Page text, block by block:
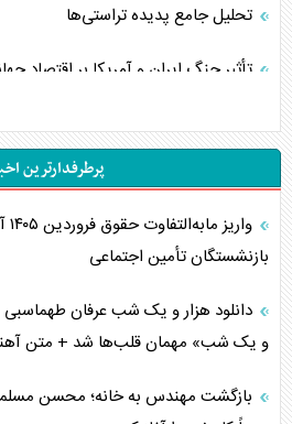
تحلیل جامع پدیده تراستی‌ها
تأثیر جنگ ایران و آمریکا بر اقتصاد
اربعین، کابوس مشترک تل‌آویو-
برنامه هفتم توسعه در نقطه کور
اوکراین بازوی مخرب آمریکا در غرب
اهمیت راهبردی اردن برای آمریکا
پرطرفدارترین
بازنشستگان تأمین اجتماعی
دانلود هزار و یک شب عرفان طهماسبی
و یک شب» مهمان قلب‌ها شد + متن
بازگشت مهندس به خانه؛ محسن